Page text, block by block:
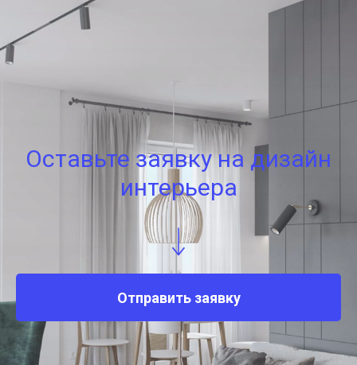
Оставьте заявку на дизайн
интерьера
Отправить заявку